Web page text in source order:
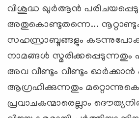
വിശുദ്ധ ഖുര്‍ആന്‍
അതുകൊണ്ടുതന്നെ...
സഹസ്രാബ്ദങ്ങളും
നാമങ്ങള്‍ സ്മരിക്കപ്പെടുന്നതും
അവ വീണ്ടും വീണ്ടും
ആഗ്രഹിക്കുന്നതും
പ്രവാചകന്മാരെല്ലാം